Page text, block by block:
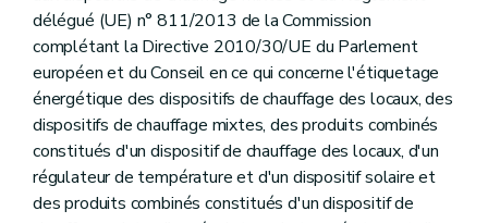
délégué (UE) n° 811/2013 de la Commission
complétant la Directive 2010/30/UE du Parlement
européen et du Conseil en ce qui concerne l'étiquetage
énergétique des dispositifs de chauffage des locaux, des
dispositifs de chauffage mixtes, des produits combinés
constitués d'un dispositif de chauffage des locaux, d'un
régulateur de température et d'un dispositif solaire et
des produits combinés constitués d'un dispositif de